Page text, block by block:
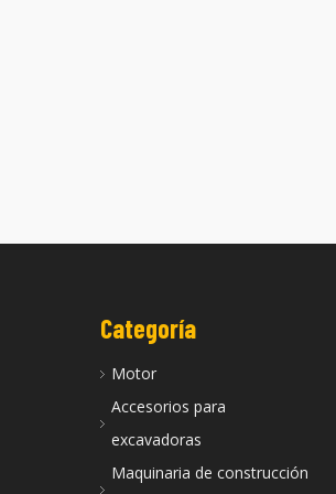
Categoría
Motor
Accesorios para
excavadoras
Maquinaria de construcción